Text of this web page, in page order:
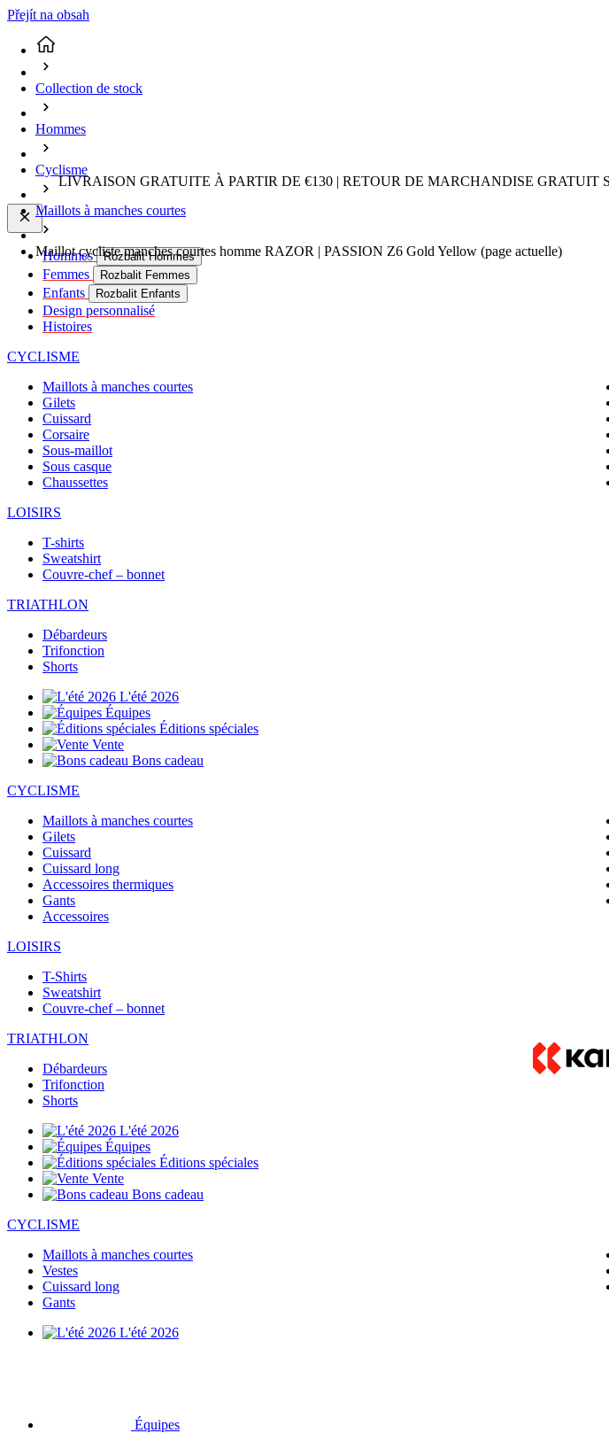
Přejít na obsah
LIVRAISON GRATUITE À PARTIR DE €130 | RETOUR DE MARCHANDISE
Hommes Rozbalit Hommes
Femmes Rozbalit Femmes
Enfants Rozbalit Enfants
Design personnalisé
Histoires
CYCLISME
Maillots à manches courtes
Gilets
Cuissard
Corsaire
Sous-maillot
Sous casque
Chaussettes
LOISIRS
T-shirts
Sweatshirt
Couvre-chef – bonnet
TRIATHLON
Débardeurs
Trifonction
Shorts
L'été 2026
Équipes
Éditions spéciales
Vente
Bons cadeau
CYCLISME
Maillots à manches courtes
Gilets
Cuissard
Cuissard long
Accessoires thermiques
Gants
Accessoires
LOISIRS
T-Shirts
Sweatshirt
Couvre-chef – bonnet
TRIATHLON
Débardeurs
Trifonction
Shorts
L'été 2026
Équipes
Éditions spéciales
Vente
Bons cadeau
CYCLISME
Maillots à manches courtes
Vestes
Cuissard long
Gants
L'été 2026
Équipes
Collection de stock
Hommes
Cyclisme
Maillots à manches courtes
Maillot cycliste manches courtes homme RAZOR | PASSION Z6 Gold Yellow (page actuelle)